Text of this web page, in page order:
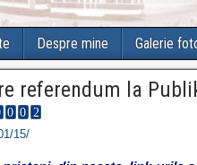
Despre mine Galerie
referendum la
15/